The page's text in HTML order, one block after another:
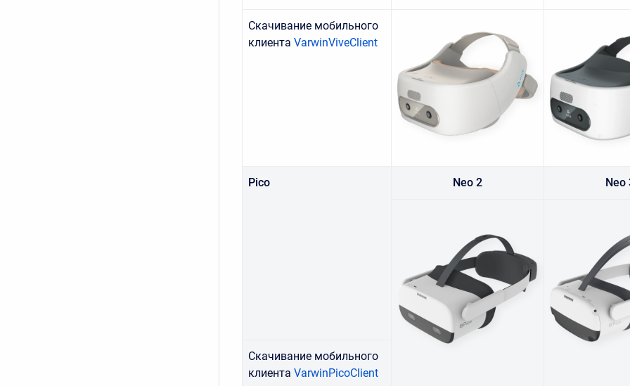
Скачивание мобильного
клиента VarwinViveClient
Pico Neo 2 Neo
Скачивание мобильного
клиента VarwinPicoClient